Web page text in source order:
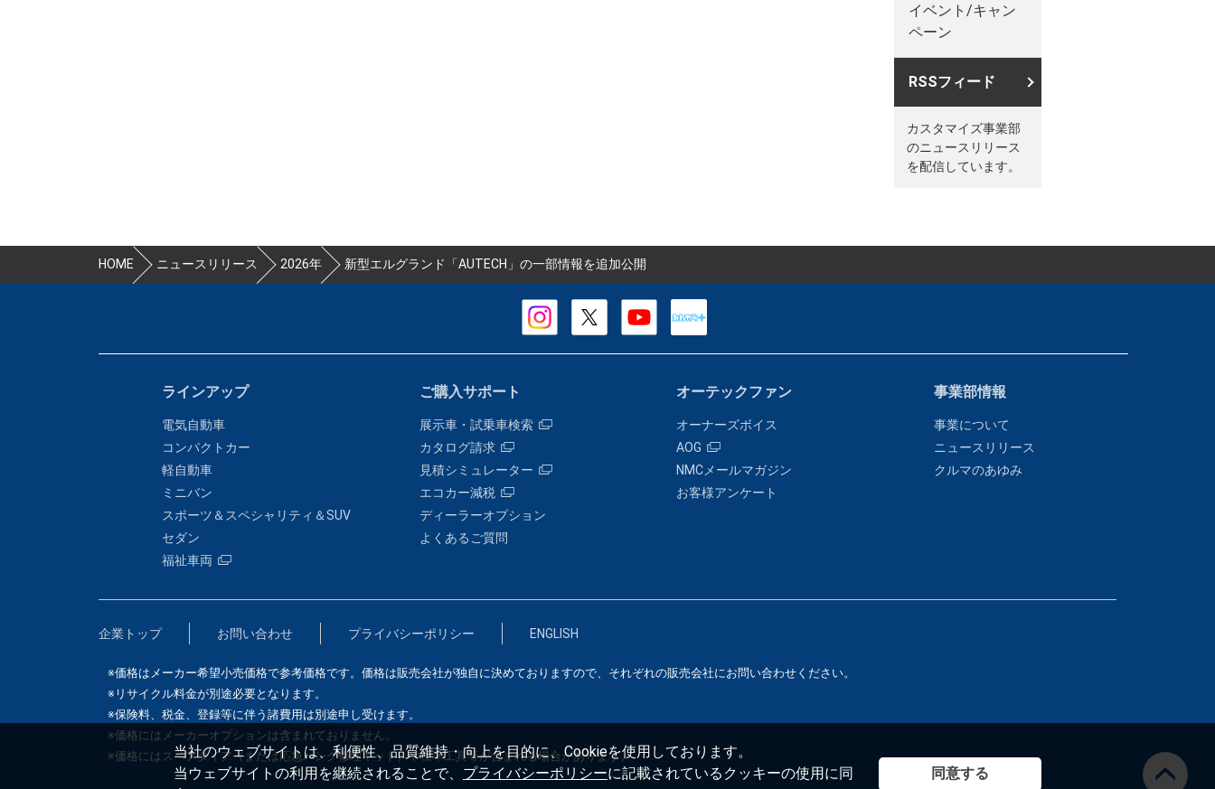
当社のウェブサイトは、利便性、品質維持・向上を目的に、Cookieを使用しております。
当ウェブサイトの利用を継続されることで、 プライバシーポリシーに記載されているクッキーの使用に同
同意する
イベント/キャン
ペーン
RSSフィード
カスタマイズ事業部
のニュースリリース
を配信しています。
HOME ニュースリリース 2026年 新型エルグランド「AUTECH」の一部情報を追加公開
ラインアップ
電気自動車
コンパクトカー
軽自動車
ミニバン
スポーツ＆スペシャリティ＆SUV
セダン
福祉車両
ご購入サポート
展示車・試乗車検索
カタログ請求
見積シミュレーター
エコカー減税
ディーラーオプション
よくあるご質問
オーテックファン
オーナーズボイス
AOG
NMCメールマガジン
お客様アンケート
事業部情報
事業について
ニュースリリース
クルマのあゆみ
企業トップ お問い合わせ プライバシーポリシー ENGLISH
※価格はメーカー希望小売価格で参考価格です。価格は販売会社が独自に決めておりますので、それぞれの販売会社にお問い合わせください。
※リサイクル料金が別途必要となります。
※保険料、税金、登録等に伴う諸費用は別途申し受けます。
※価格にはメーカーオプションは含まれておりません。
※価格にはスペアタイア（または応急パンク修理キット）や標準工具等が含まれる場合があります。